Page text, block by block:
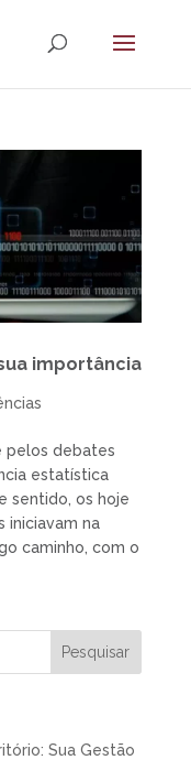
importância
pelos debates
estatística
sentido, os hoje
iniciavam na
caminho, com o
Sua Gestão